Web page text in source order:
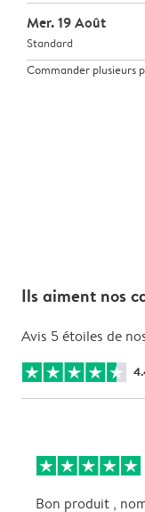
Mer. 19 Août
Standard
Commander plusieurs
Ils aiment nos
Avis 5 étoiles de
Bon produit ,